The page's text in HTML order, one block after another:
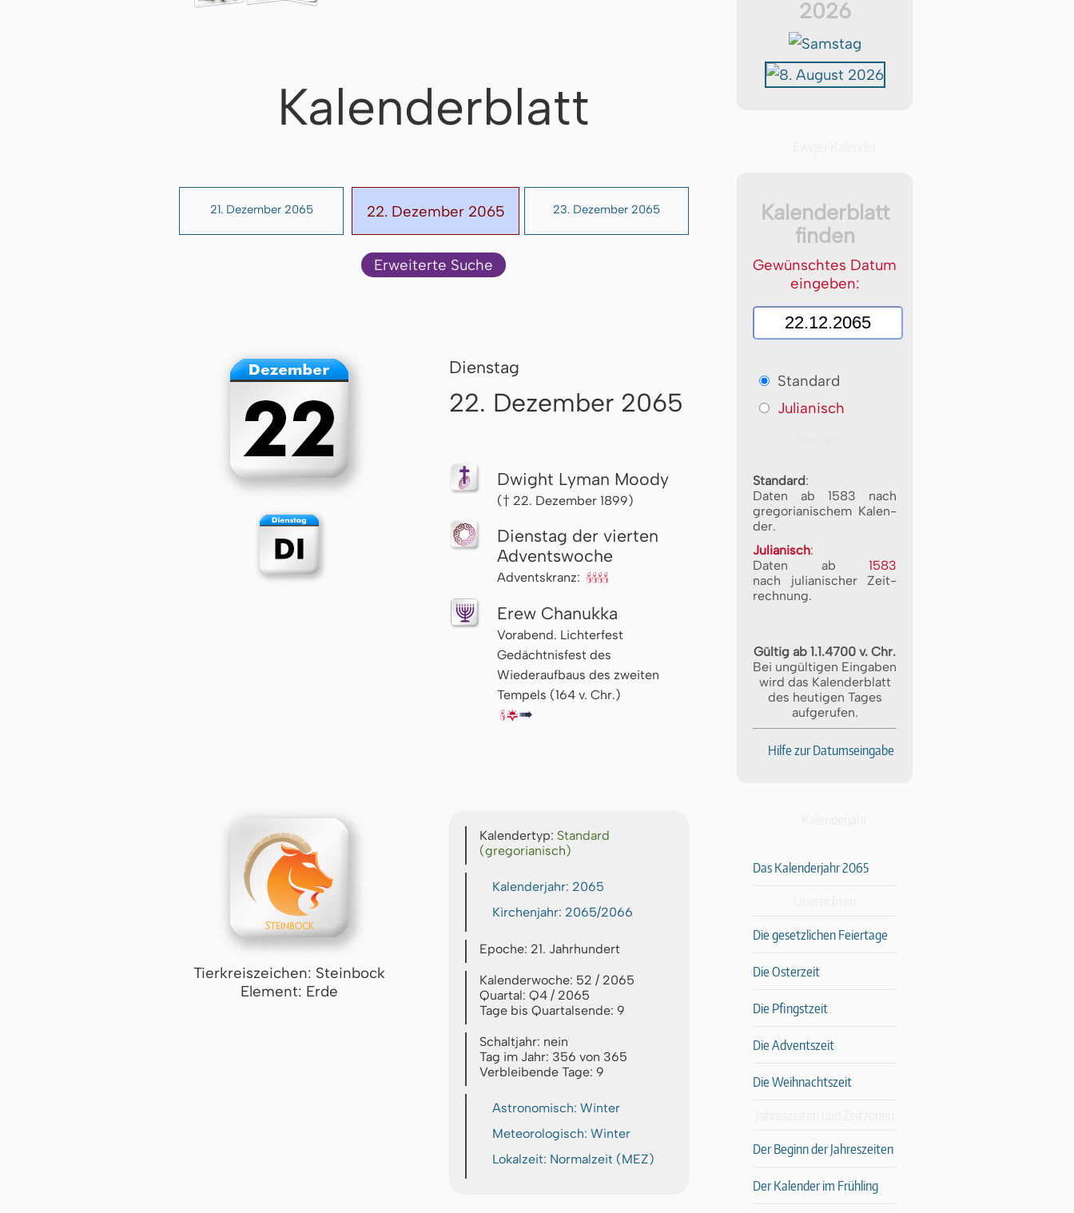
Kalenderblatt
21. Dezember 2065 22. Dezember 2065 23. Dezember 2065
Erweiterte Suche
Dienstag
22. Dezember 2065
Dwight Lyman Moody
(† 22. Dezember 1899)
Dienstag der vierten
Advents­woche
Adventskranz: 🕯🕯🕯🕯
Erew Chanukka
Vorabend. Lichterfest
Gedächtnisfest des
Wiederaufbaus des zweiten
Tempels (164 v. Chr.)
🕯🌇↦
Tierkreiszeichen: Steinbock
Element: Erde
Kalendertyp: Standard
(gregorianisch)
Kalenderjahr: 2065
Kirchenjahr: 2065/2066
Epoche: 21. Jahrhundert
Kalenderwoche: 52 / 2065
Quartal: Q4 / 2065
Tage bis Quartalsende: 9
Schaltjahr: nein
Tag im Jahr: 356 von 365
Verbleibende Tage: 9
Astronomisch: Winter
Meteorologisch: Winter
Lokalzeit: Normalzeit (MEZ)
2026
Kalenderblatt
finden
Gewünschtes Datum
eingeben:
Standard
Julianisch
Standard:
Daten ab 1583 nach
gre­go­ri­a­ni­schem Ka­len­
der.
Julianisch:
Daten ab 1583
nach ju­li­a­ni­scher Zeit­
rech­nung.
Gültig ab 1.1.4700 v. Chr.
Bei ungültigen Eingaben
wird das Kalenderblatt
des heutigen Tages
aufgerufen.
Hilfe zur Datumseingabe
Das Kalenderjahr 2065
Die gesetzlichen Feiertage
Die Osterzeit
Die Pfingstzeit
Die Adventszeit
Die Weihnachtszeit
Der Beginn der Jahreszeiten
Der Kalender im Frühling